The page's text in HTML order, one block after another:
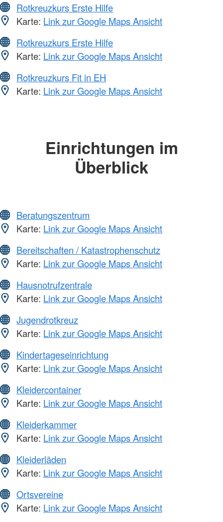
Rotkreuzkurs Erste Hilfe
Karte: Link zur Google Maps Ansicht
Rotkreuzkurs Erste Hilfe
Karte: Link zur Google Maps Ansicht
Rotkreuzkurs Fit in EH
Karte: Link zur Google Maps Ansicht
Einrichtungen im
Überblick
Beratungszentrum
Karte: Link zur Google Maps Ansicht
Bereitschaften / Katastrophenschutz
Karte: Link zur Google Maps Ansicht
Hausnotrufzentrale
Karte: Link zur Google Maps Ansicht
Jugendrotkreuz
Karte: Link zur Google Maps Ansicht
Kindertageseinrichtung
Karte: Link zur Google Maps Ansicht
Kleidercontainer
Karte: Link zur Google Maps Ansicht
Kleiderkammer
Karte: Link zur Google Maps Ansicht
Kleiderläden
Karte: Link zur Google Maps Ansicht
Ortsvereine
Karte: Link zur Google Maps Ansicht